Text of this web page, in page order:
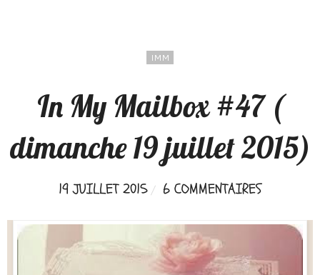
IMM
In My Mailbox #47 (
dimanche 19 juillet 2015)
19 JUILLET 2015 6 COMMENTAIRES